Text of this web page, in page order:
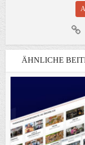
ÄHNLICHE